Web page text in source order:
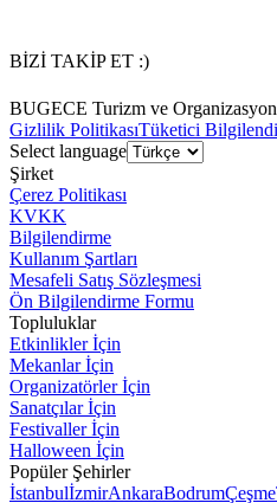
BİZİ TAKİP ET :)
BUGECE Turizm ve
Gizlilik PolitikasıTüketici
Select language
Şirket
Çerez Politikası
KVKK
Bilgilendirme
Kullanım Şartları
Mesafeli Satış Sözleşmesi
Ön Bilgilendirme Formu
Topluluklar
Etkinlikler İçin
Mekanlar İçin
Organizatörler İçin
Sanatçılar İçin
Festivaller İçin
Halloween İçin
Popüler Şehirler
İstanbulİzmirAnkaraBodrumÇeşme